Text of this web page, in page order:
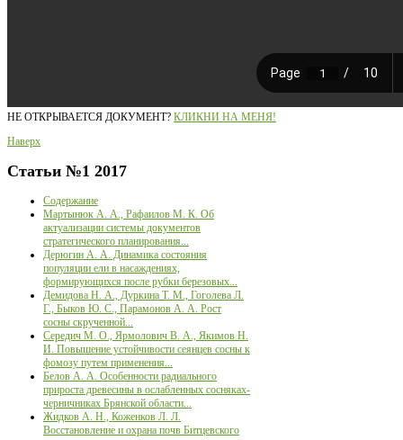
НЕ ОТКРЫВАЕТСЯ ДОКУМЕНТ? КЛИКНИ НА МЕНЯ!
Наверх
Статьи №1 2017
Содержание
Мартынюк А. А., Рафаилов М. К. Об
актуализации системы документов
стратегического планирования...
Дерюгин А. А. Динамика состояния
популяции ели в насаждениях,
формирующихся после рубки березовых...
Демидова Н. А., Дуркина Т. М., Гоголева Л.
Г., Быков Ю. С., Парамонов А. А. Рост
сосны скрученной...
Середич М. О., Ярмолович В. А., Якимов Н.
И. Повышение устойчивости сеянцев сосны к
фомозу путем применения...
Белов А. А. Особенности радиального
прироста древесины в ослабленных сосняках-
черничниках Брянской области...
Жидков А. Н., Коженков Л. Л.
Восстановление и охрана почв Битцевского